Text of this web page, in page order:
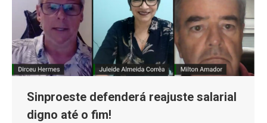
Sinproeste defenderá reajuste salarial
digno até o fim!